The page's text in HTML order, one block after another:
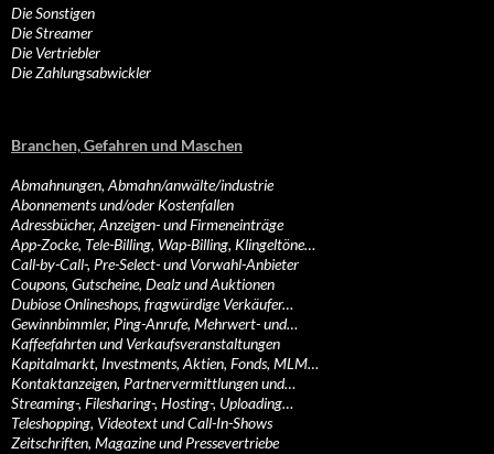
Die Sonstigen
Die Streamer
Die Vertriebler
Die Zahlungsabwickler
Branchen, Gefahren und Maschen
Abmahnungen, Abmahn/anwälte/industrie
Abonnements und/oder Kostenfallen
Adressbücher, Anzeigen- und Firmeneinträge
App-Zocke, Tele-Billing, Wap-Billing, Klingeltöne…
Call-by-Call-, Pre-Select- und Vorwahl-Anbieter
Coupons, Gutscheine, Dealz und Auktionen
Dubiose Onlineshops, fragwürdige Verkäufer…
Gewinnbimmler, Ping-Anrufe, Mehrwert- und…
Kaffeefahrten und Verkaufsveranstaltungen
Kapitalmarkt, Investments, Aktien, Fonds, MLM…
Kontaktanzeigen, Partnervermittlungen und…
Streaming-, Filesharing-, Hosting-, Uploading…
Teleshopping, Videotext und Call-In-Shows
Zeitschriften, Magazine und Pressevertriebe